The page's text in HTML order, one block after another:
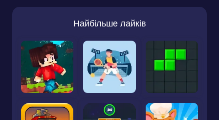
Найбільше лайків